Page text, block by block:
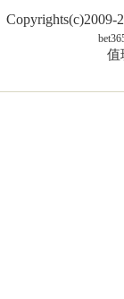
Copyrights(c)2009-
值